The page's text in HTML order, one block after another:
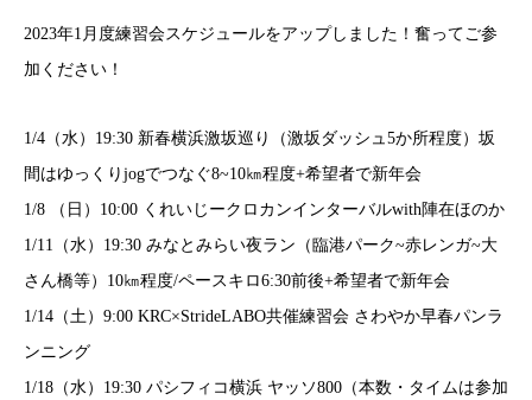
2023年1月度練習会スケジュールをアップしました！奮ってご参
加ください！
1/4（水）19:30 新春横浜激坂巡り（激坂ダッシュ5か所程度）坂
間はゆっくりjogでつなぐ8~10㎞程度+希望者で新年会
1/8 （日）10:00 くれいじークロカンインターバルwith陣在ほのか
1/11（水）19:30 みなとみらい夜ラン（臨港パーク~赤レンガ~大
さん橋等）10㎞程度/ペースキロ6:30前後+希望者で新年会
1/14（土）9:00 KRC×StrideLABO共催練習会 さわやか早春パンラ
ンニング
1/18（水）19:30 パシフィコ横浜 ヤッソ800（本数・タイムは参加